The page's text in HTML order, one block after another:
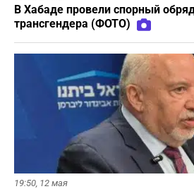
В Хабаде провели спорный
трансгендера (ФОТО)
19:50, 12 мая